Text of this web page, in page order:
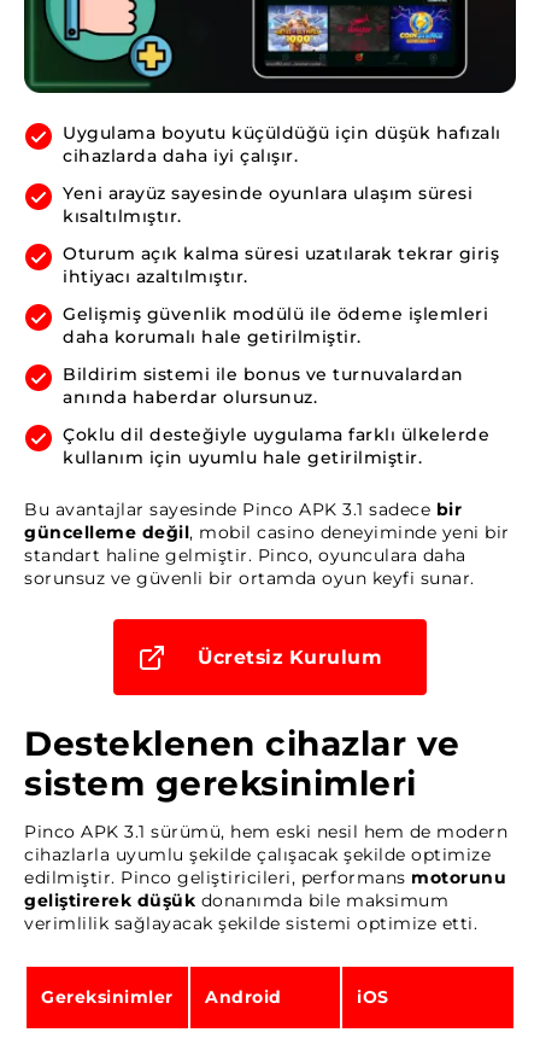
Uygulama boyutu küçüldüğü için düşük hafızalı
cihazlarda daha iyi çalışır.
Yeni arayüz sayesinde oyunlara ulaşım süresi
kısaltılmıştır.
Oturum açık kalma süresi uzatılarak tekrar giriş
ihtiyacı azaltılmıştır.
Gelişmiş güvenlik modülü ile ödeme işlemleri
daha korumalı hale getirilmiştir.
Bildirim sistemi ile bonus ve turnuvalardan
anında haberdar olursunuz.
Çoklu dil desteğiyle uygulama farklı ülkelerde
kullanım için uyumlu hale getirilmiştir.
Bu avantajlar sayesinde Pinco APK 3.1 sadece bir
güncelleme değil, mobil casino deneyiminde yeni bir
standart haline gelmiştir. Pinco, oyunculara daha
sorunsuz ve güvenli bir ortamda oyun keyfi sunar.
Ücretsiz Kurulum
Desteklenen cihazlar ve
sistem gereksinimleri
Pinco APK 3.1 sürümü, hem eski nesil hem de modern
cihazlarla uyumlu şekilde çalışacak şekilde optimize
edilmiştir. Pinco geliştiricileri, performans motorunu
geliştirerek düşük donanımda bile maksimum
verimlilik sağlayacak şekilde sistemi optimize etti.
Gereksinimler Android iOS